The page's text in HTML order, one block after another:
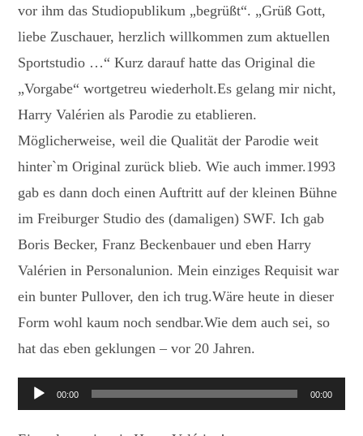
vor ihm das Studiopublikum „begrüßt“. „Grüß Gott,
liebe Zuschauer, herzlich willkommen zum aktuellen
Sportstudio …“ Kurz darauf hatte das Original die
„Vorgabe“ wortgetreu wiederholt.Es gelang mir nicht,
Harry Valérien als Parodie zu etablieren.
Möglicherweise, weil die Qualität der Parodie weit
hinter`m Original zurück blieb. Wie auch immer.1993
gab es dann doch einen Auftritt auf der kleinen Bühne
im Freiburger Studio des (damaligen) SWF. Ich gab
Boris Becker, Franz Beckenbauer und eben Harry
Valérien in Personalunion. Mein einziges Requisit war
ein bunter Pullover, den ich trug.Wäre heute in dieser
Form wohl kaum noch sendbar.Wie dem auch sei, so
hat das eben geklungen – vor 20 Jahren.
Audio-00:00 00:00